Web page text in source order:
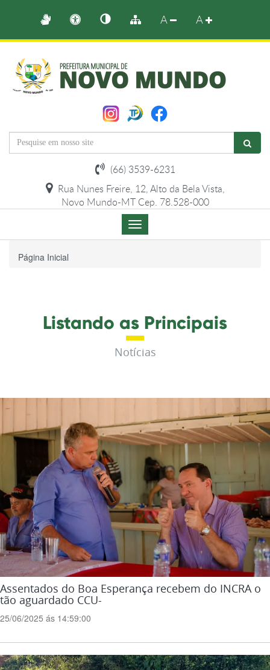
A A
(66) 3539-6231
Rua Nunes Freire, 12, Alto da Bela Vista,
Novo Mundo-MT Cep. 78.528-000
Menu
de
Página Inicial
Listando as Principais
Notícias
Assentados do Boa Esperança recebem do INCRA o
tão aguardado CCU-
25/06/2025 ás 14:59:00